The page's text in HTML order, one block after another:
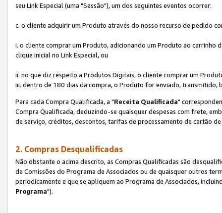
seu Link Especial (uma "Sessão"), um dos seguintes eventos ocorrer:
c. o cliente adquirir um Produto através do nosso recurso de pedido
i. o cliente comprar um Produto, adicionando um Produto ao
clique inicial no Link Especial, ou
ii. no que diz respeito a Produtos Digitais, o cliente comprar um
iii. dentro de 180 dias da compra, o Produto for enviado, transmitido,
Para cada Compra Qualificada, a "Receita Qualificada"
Compra Qualificada, deduzindo-se quaisquer despesas com frete,
de serviço, créditos, descontos, tarifas de processamento de cartão
2. Compras Desqualificadas
Não obstante o acima descrito, as Compras Qualificadas são
de Comissões do Programa de Associados ou de quaisquer outros
periodicamente e que se apliquem ao Programa de Associados,
Programa").